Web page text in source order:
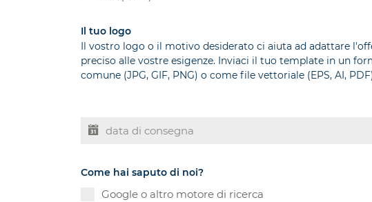
Il tuo logo
Il vostro logo o il motivo desiderato ci aiuta ad adattare
preciso alle vostre esigenze. Inviaci il tuo template in un
comune (JPG, GIF, PNG) o come file vettoriale (EPS, AI,
Come hai saputo di noi?
Google o altro motore di ricerca